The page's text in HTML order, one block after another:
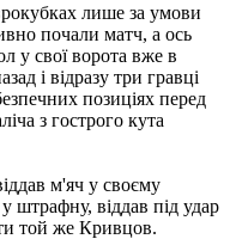
лише за умови
почали матч, а ось
у свої ворота вже в
і відразу три гравці
позиціях перед
з гострого кута
м'яч у своєму
віддав під удар
той же Кривцов.